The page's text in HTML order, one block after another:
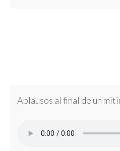
Aplausos al final de un